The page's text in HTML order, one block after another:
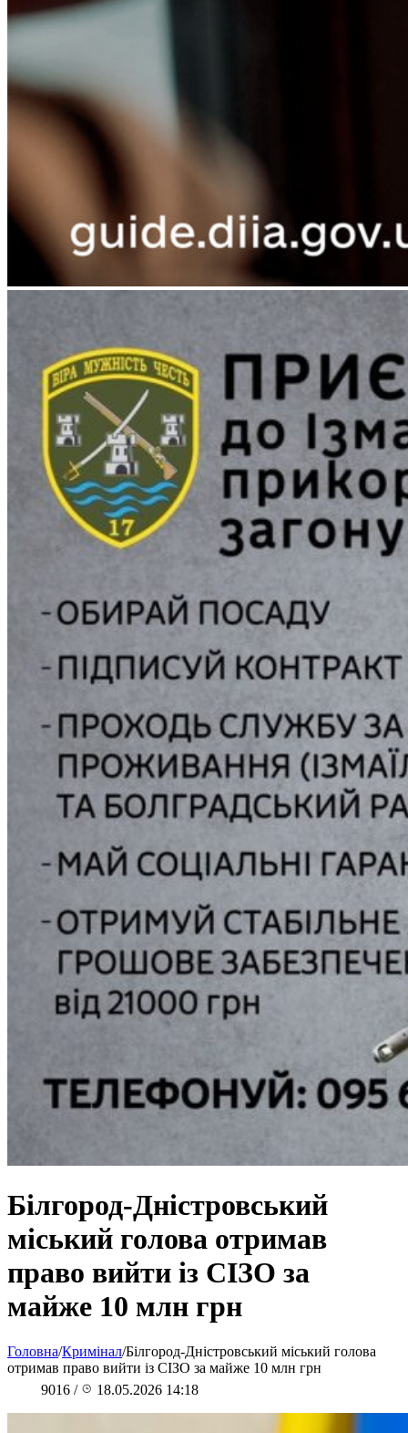
Білгород-Дністровський
міський голова отримав
право вийти із СІЗО за
майже 10 млн грн
Головна/Кримінал/Білгород-Дністровський міський голова
отримав право вийти із СІЗО за майже 10 млн грн
9016 / 18.05.2026 14:18